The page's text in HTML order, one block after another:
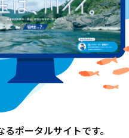
ー】志木市
！～前編～
【
渡
『
るポータルサイトです。